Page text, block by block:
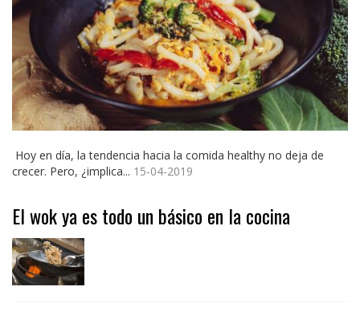
Hoy en día, la tendencia hacia la comida healthy no deja de
crecer. Pero, ¿implica... 15-04-2019
El wok ya es todo un básico en la cocina